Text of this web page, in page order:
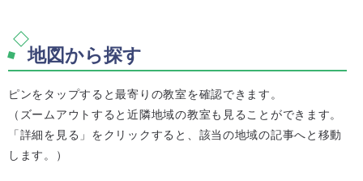
地図から探す
ピンをタップすると最寄りの教室を確認できます。
（ズームアウトすると近隣地域の教室も見ることができます。
「詳細を見る」をクリックすると、該当の地域の記事へと移動
します。）